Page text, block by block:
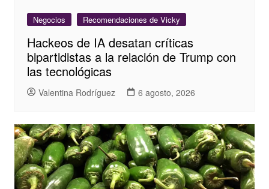
Negocios Recomendaciones de Vicky
Hackeos de IA desatan críticas
bipartidistas a la relación de Trump con
las tecnológicas
Valentina Rodríguez 6 agosto, 2026